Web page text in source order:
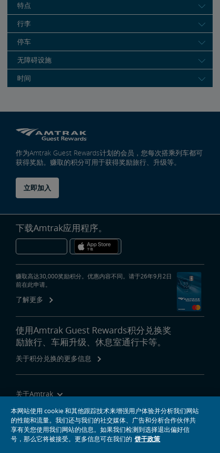
特点
行李
停车
无障碍设施
时间
作为Amtrak Guest Rewards计划的会员，您每次搭乘列车都可
获得奖励。赚取的积分可用于获得奖励旅行、升级等。
立即加入
下载Amtrak应用程序。
赚取高达30,000奖励积分。优惠内容不同。请于26年9月2日
前在此申请。
了解更多
使用Amtrak Guest Rewards积分兑换奖
励旅行、车厢升级、休息室通行卡等。
关于积分兑换的更多信息
关于Amtrak
乘坐Amtrak列车旅行
网站工具
本网站使用 cookie 和其他跟踪技术来增强用户体验并分析我们网站
的性能和流量。我们还与我们的社交媒体、广告和分析合作伙伴共
享有关您使用我们网站的信息。如果我们检测到选择退出偏好信
号，那么它将被接受。更多信息可在我们的 饼干政策